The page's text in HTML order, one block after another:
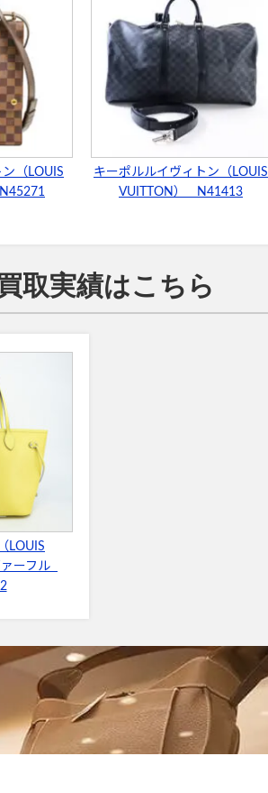
（LOUIS
キーポルルイヴィトン（LOUIS
VUITTON） N41413
取実績はこちら
LOUIS
ーフル